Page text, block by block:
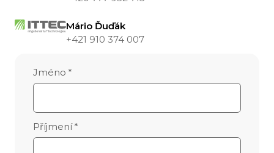
Mário Ďuďák
+421 910 374 007
Jméno *
Příjmení *